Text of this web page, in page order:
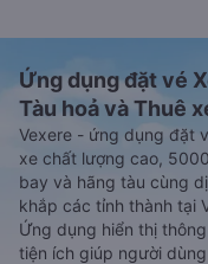
Ứng dụng đặt vé
Tàu hoả và Thuê
Vexere - ứng dụng đặt
xe chất lượng cao,
bay và hãng tàu cùng
khắp các tỉnh thành tại
Ứng dụng hiển thị
tiện ích giúp người